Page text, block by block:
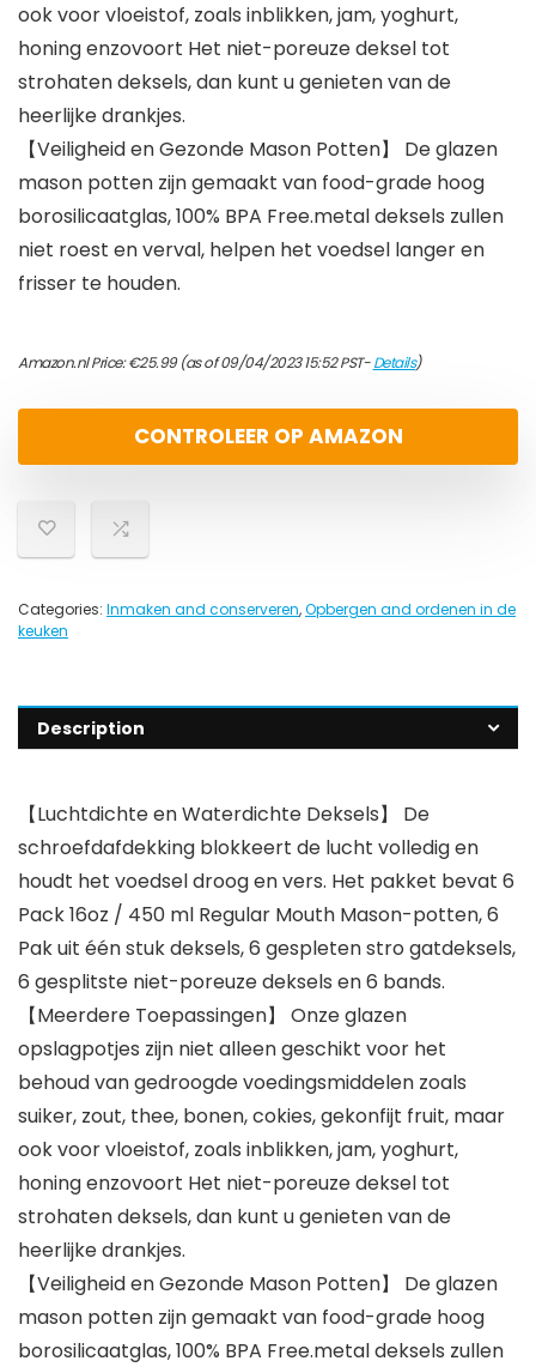
ook voor vloeistof, zoals inblikken, jam, yoghurt,
honing enzovoort Het niet-poreuze deksel tot
strohaten deksels, dan kunt u genieten van de
heerlijke drankjes.
【Veiligheid en Gezonde Mason Potten】 De glazen
mason potten zijn gemaakt van food-grade hoog
borosilicaatglas, 100% BPA Free.metal deksels zullen
niet roest en verval, helpen het voedsel langer en
frisser te houden.
Amazon.nl Price:€25.99(as of 09/04/2023 15:52 PST-Details)
CONTROLEER OP AMAZON
Categories: Inmaken and conserveren,Opbergen and ordenen in de
keuken
Description
【Luchtdichte en Waterdichte Deksels】 De
schroefdafdekking blokkeert de lucht volledig en
houdt het voedsel droog en vers. Het pakket bevat 6
Pack 16oz / 450 ml Regular Mouth Mason-potten, 6
Pak uit één stuk deksels, 6 gespleten stro gatdeksels,
6 gesplitste niet-poreuze deksels en 6 bands.
【Meerdere Toepassingen】 Onze glazen
opslagpotjes zijn niet alleen geschikt voor het
behoud van gedroogde voedingsmiddelen zoals
suiker, zout, thee, bonen, cokies, gekonfijt fruit, maar
ook voor vloeistof, zoals inblikken, jam, yoghurt,
honing enzovoort Het niet-poreuze deksel tot
strohaten deksels, dan kunt u genieten van de
heerlijke drankjes.
【Veiligheid en Gezonde Mason Potten】 De glazen
mason potten zijn gemaakt van food-grade hoog
borosilicaatglas, 100% BPA Free.metal deksels zullen